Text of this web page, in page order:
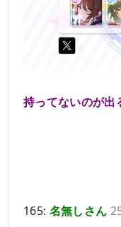
持ってないのが出
165: 名無しさん